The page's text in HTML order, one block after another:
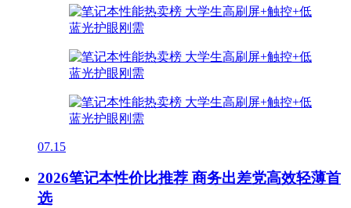
07.15
2026笔记本性价比推荐 商务出差党高效轻薄首
选